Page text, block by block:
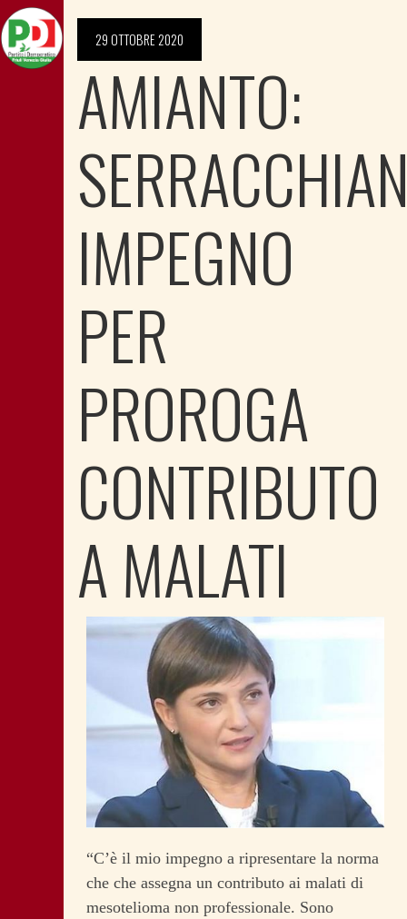
29 OTTOBRE 2020
AMIANTO:
IMPEGNO
PER
PROROGA
CONTRIBUTO
A MALATI
“C’è il mio impegno a ripresentare la norma
che che assegna un contributo ai malati di
mesotelioma non professionale. Sono